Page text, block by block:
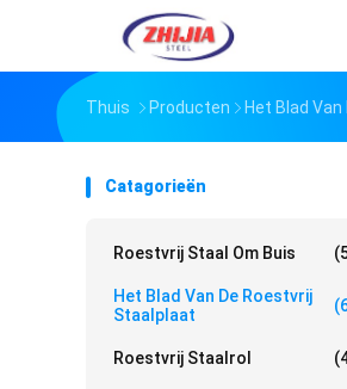
Thuis Producten Het Blad
Catagorieën
Roestvrij Staal Om Buis
Het Blad Van De Roestvrij
Staalplaat
Roestvrij Staalrol